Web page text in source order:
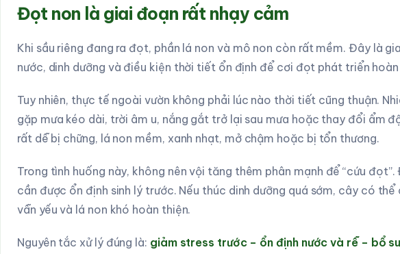
Đọt non là giai đoạn rất nhạy cảm
Khi sầu riêng đang ra đọt, phần lá non và mô non còn rất mềm. Đây là
nước, dinh dưỡng và điều kiện thời tiết ổn định để cơi đọt phát triển hoàn
Tuy nhiên, thực tế ngoài vườn không phải lúc nào thời tiết cũng thuận.
gặp mưa kéo dài, trời âm u, nắng gắt trở lại sau mưa hoặc thay đổi ẩm
rất dễ bị chững, lá non mềm, xanh nhạt, mở chậm hoặc bị tổn thương.
Trong tình huống này, không nên vội tăng thêm phân mạnh để “cứu
cần được ổn định sinh lý trước. Nếu thúc dinh dưỡng quá sớm, cây có
vẫn yếu và lá non khó hoàn thiện.
Nguyên tắc xử lý đúng là: giảm stress trước – ổn định nước và rễ – bổ